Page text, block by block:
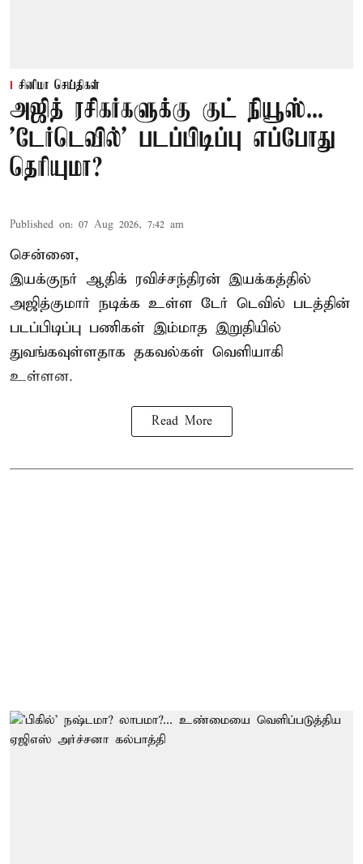
சினிமா செய்திகள்
அஜித் ரசிகர்களுக்கு குட் நியூஸ்...
'டேர்டெவில்' படப்பிடிப்பு எப்போது
தெரியுமா?
Published on: 07 Aug 2026, 7:42 am
சென்னை,
இயக்குநர் ஆதிக் ரவிச்சந்திரன் இயக்கத்தில்
அஜித்குமார் நடிக்க உள்ள டேர் டெவில் படத்தின்
படப்பிடிப்பு பணிகள் இம்மாத இறுதியில்
துவங்கவுள்ளதாக தகவல்கள் வெளியாகி
உள்ளன.
Read More